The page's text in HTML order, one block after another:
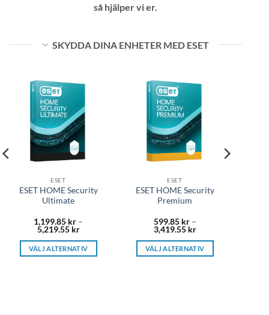
så hjälper vi er.
SKYDDA DINA ENHETER MED ESET
ESET
ESET HOME Security
Ultimate
1,199.85 kr –
5,219.55 krPrisintervall:
till
5,219.55 kr
VÄLJ ALTERNATIV
ESET
ESET HOME Security
Premium
599.85 kr –
3,419.55 krPrisintervall:
till
3,419.55 kr
VÄLJ ALTERNATIV